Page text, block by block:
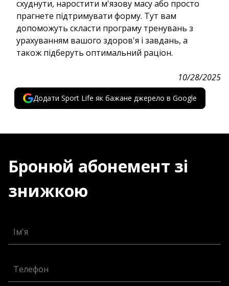
схуднути, наростити м'язову масу або просто
прагнете підтримувати форму. Тут вам
допоможуть скласти програму тренувань з
урахуванням вашого здоров'я і завдань, а
також підберуть оптимальний раціон.
10/28/2025
Додати Sport Life як бажане джерело в Google
Бронюй абонемент зі
знижкою
Ім'я
Телефон